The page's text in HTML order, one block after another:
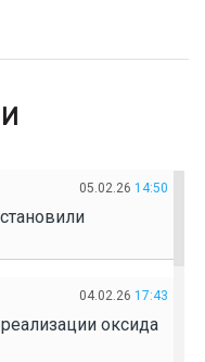
05.02.26 14:50
04.02.26 17:43
оксида